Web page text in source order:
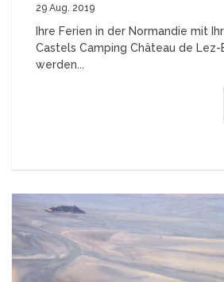
29 Aug. 2019
Ihre Ferien in der Normandie mit
Castels Camping Château de Lez-
werden...